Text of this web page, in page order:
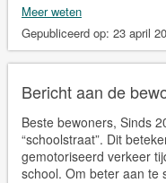
Meer weten
Gepubliceerd op: 23 april
Bericht aan de
Beste bewoners, Sinds
“schoolstraat”. Dit
gemotoriseerd verkeer
school. Om beter aan te